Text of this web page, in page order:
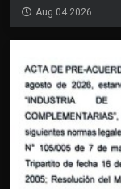
Aug 04 2026